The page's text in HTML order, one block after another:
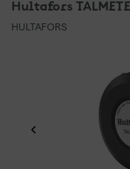
Hultafors
HULTAFORS